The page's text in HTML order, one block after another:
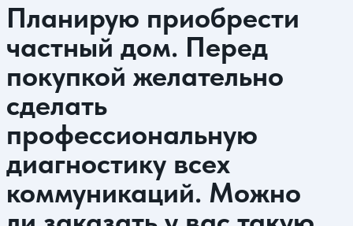
Планирую приобрести
частный дом. Перед
покупкой желательно
сделать
профессиональную
диагностику всех
коммуникаций. Можно